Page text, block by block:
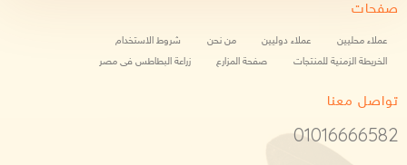
صفحات
شروط الاستخدام من نحن عملاء دوليين
عملاء محليين
زراعة البطاطس فى مصر
صفحة المزارع الخريطة الزمنية للمنتجات
تواصل معنا
01016666582